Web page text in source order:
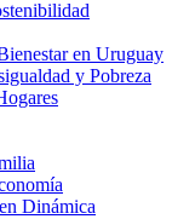
en Uruguay
y Pobreza
Dinámica